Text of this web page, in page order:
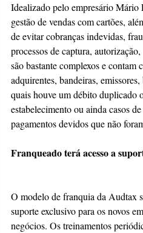
Idealizado pelo empresário
gestão de vendas com cartões,
de evitar cobranças indevidas,
processos de captura,
são bastante complexos e contam
adquirentes, bandeiras,
quais houve um débito duplicado
estabelecimento ou ainda casos
pagamentos devidos que não
Franqueado terá acesso a
O modelo de franquia da Audtax
suporte exclusivo para os novos
negócios. Os treinamentos